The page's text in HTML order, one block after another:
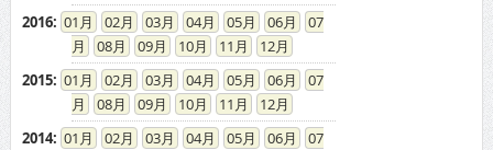
2016: 01 02 03 04 05 06
07
08
09 10 11
12
2015: 01 02 03 04 05 06
07
08
09 10 11
12
2014: 01 02 03 04 05 06
07